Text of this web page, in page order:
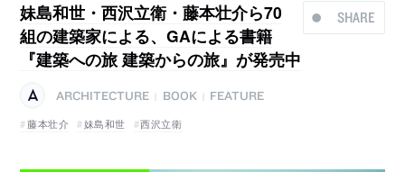
SHARE
妹島和世・西沢立衛・藤本壮介ら70
組の建築家による、GAによる書籍
『建築への旅 建築からの旅』が発売中
ARCHITECTURE BOOK
FEATURE
藤本壮介
妹島和世 西沢立衛